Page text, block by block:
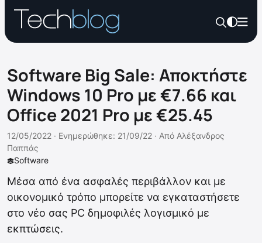
Software Big Sale: Αποκτήστε
Windows 10 Pro με €7.66 και
Office 2021 Pro με €25.45
Software
12/05/2022 · Ενημερώθηκε: 21/09/22 · Από Αλέξανδρος
Παππάς
Μέσα από ένα ασφαλές περιβάλλον και με
οικονομικό τρόπο μπορείτε να εγκαταστήσετε
στο νέο σας PC δημοφιλές λογισμικό με
εκπτώσεις.